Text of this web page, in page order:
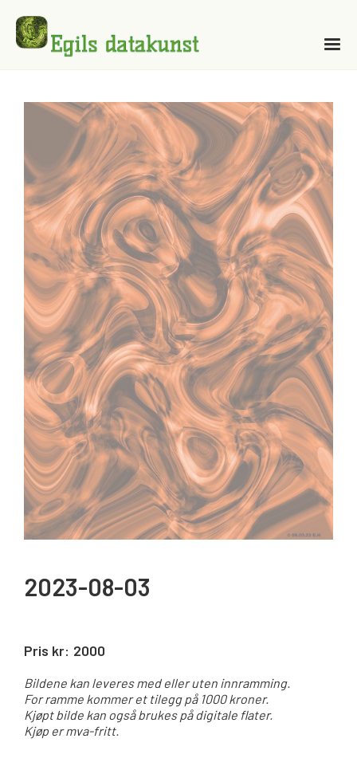
2023-08-03
Pris kr: 2000
Bildene kan leveres med eller uten innramming.
For ramme kommer et tilegg på 1000 kroner.
Kjøpt bilde kan også brukes på digitale flater.
Kjøp er mva-fritt.